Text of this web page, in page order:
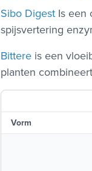
Sibo Digest Is een
spijsvertering
Bittere is een
planten
Vorm